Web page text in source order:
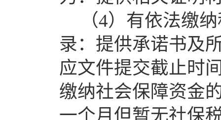
（4） 有依法缴
录：提供承诺书及
应文件提交截止时
缴纳社会保障资金
一个月但暂无社保